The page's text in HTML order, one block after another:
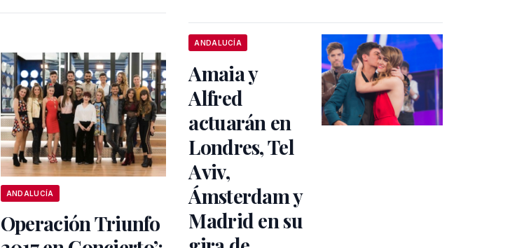
ANDALUCÍA
Operación Triunfo
ANDALUCÍA
Amaia y
Alfred
actuarán en
Londres, Tel
Aviv,
Ámsterdam y
Madrid en su